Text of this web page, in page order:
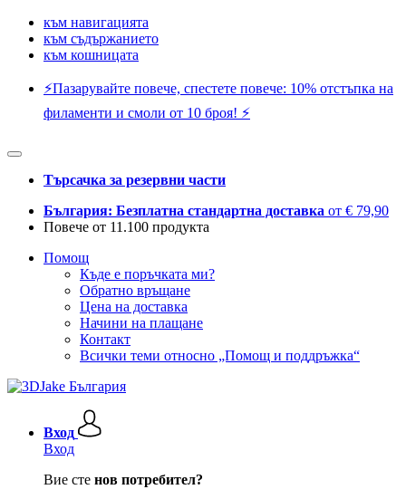
към навигацията
към съдържанието
към кошницата
⚡️Пазарувайте повече, спестете повече: 10% отстъпка на
филаменти и смоли от 10 броя! ⚡️
Търсачка за резервни части
България: Безплатна стандартна доставка от € 79,90
Повече от 11.100 продукта
Помощ
Къде е поръчката ми?
Обратно връщане
Цена на доставка
Начини на плащане
Контакт
Всички теми относно „Помощ и поддръжка“
Вход
Вход
Вие сте нов потребител?